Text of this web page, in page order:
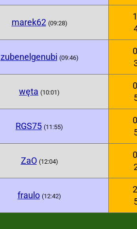
marek62 (09:28)
zubenelgenubi (09:46)
węta (10:01)
RGS75 (11:55)
ZaO (12:04)
fraulo (12:42)